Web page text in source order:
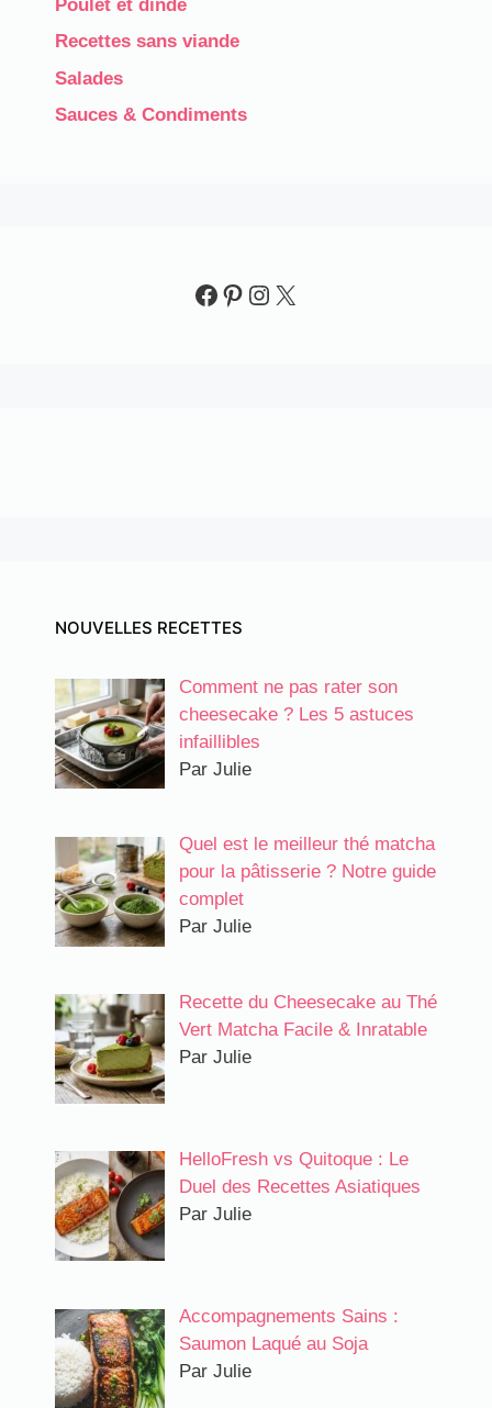
Poulet et dinde
Recettes sans viande
Salades
Sauces & Condiments​
Facebook
Pinterest
Instagram
X
NOUVELLES RECETTES
Comment ne pas rater son
cheesecake ? Les 5 astuces
infaillibles
Par Julie
Quel est le meilleur thé matcha
pour la pâtisserie ? Notre guide
complet
Par Julie
Recette du Cheesecake au Thé
Vert Matcha Facile & Inratable
Par Julie
HelloFresh vs Quitoque : Le
Duel des Recettes Asiatiques
Par Julie
Accompagnements Sains :
Saumon Laqué au Soja
Par Julie